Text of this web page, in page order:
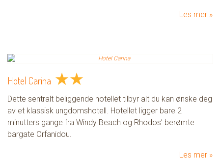
Les mer
Hotel Carina ★★
Dette sentralt beliggende hotellet tilbyr alt du kan ønske deg
av et klassisk ungdomshotell. Hotellet ligger bare 2
minutters gange fra Windy Beach og Rhodos’ berømte
bargate Orfanidou.
Les mer